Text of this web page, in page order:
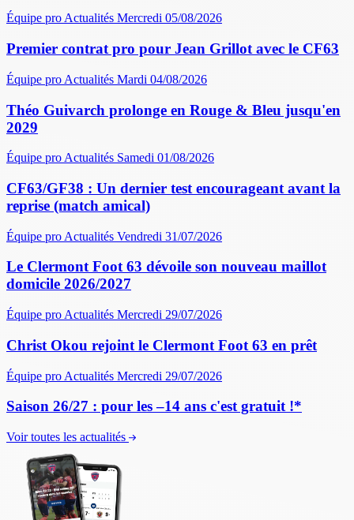
Équipe proActualités Mercredi 05/08/2026
Premier contrat pro pour Jean Grillot avec le CF63
Équipe pro Actualités Mardi 04/08/2026
Théo Guivarch prolonge en Rouge & Bleu jusqu'en
2029
Équipe pro Actualités Samedi 01/08/2026
CF63/GF38 : Un dernier test encourageant avant la
reprise (match amical)
Équipe pro Actualités Vendredi 31/07/2026
Le Clermont Foot 63 dévoile son nouveau maillot
domicile 2026/2027
Équipe pro Actualités Mercredi 29/07/2026
Christ Okou rejoint le Clermont Foot 63 en prêt
Équipe pro Actualités Mercredi 29/07/2026
Saison 26/27 : pour les –14 ans c'est gratuit !*
Voir toutes les actualités